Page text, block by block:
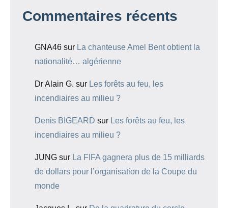
Commentaires récents
GNA46 sur La chanteuse Amel Bent obtient la
nationalité… algérienne
Dr Alain G. sur Les forêts au feu, les
incendiaires au milieu ?
Denis BIGEARD sur Les forêts au feu, les
incendiaires au milieu ?
JUNG sur La FIFA gagnera plus de 15 milliards
de dollars pour l’organisation de la Coupe du
monde